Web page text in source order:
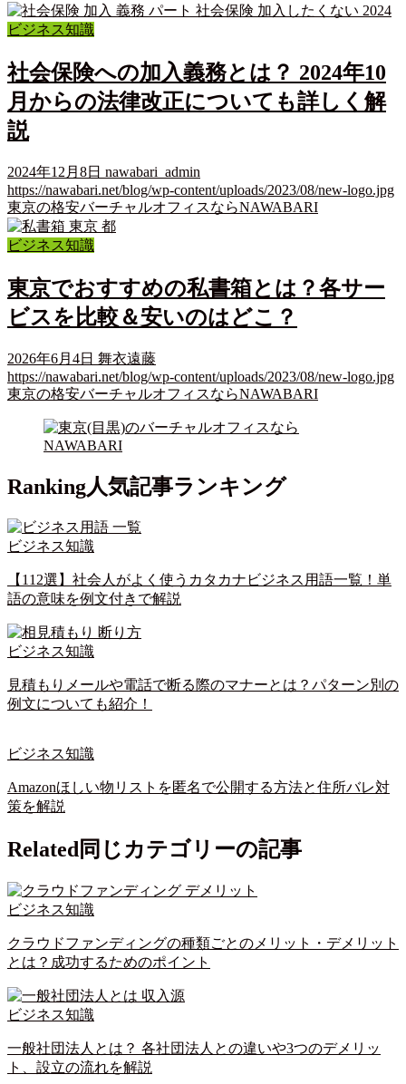
ビジネス知識
社会保険への加入義務とは？ 2024年10
月からの法律改正についても詳しく解
説
2024年12月8日 nawabari_admin
https://nawabari.net/blog/wp-content/uploads/2023/08/new-logo.jpg
東京の格安バーチャルオフィスならNAWABARI
ビジネス知識
東京でおすすめの私書箱とは？各サー
ビスを比較＆安いのはどこ？
2026年6月4日 舞衣遠藤
https://nawabari.net/blog/wp-content/uploads/2023/08/new-logo.jpg
東京の格安バーチャルオフィスならNAWABARI
Ranking人気記事ランキング
ビジネス知識
【112選】社会人がよく使うカタカナビジネス用語一覧！単
語の意味を例文付きで解説
ビジネス知識
見積もりメールや電話で断る際のマナーとは？パターン別の
例文についても紹介！
ビジネス知識
Amazonほしい物リストを匿名で公開する方法と住所バレ対
策を解説
Related同じカテゴリーの記事
ビジネス知識
クラウドファンディングの種類ごとのメリット・デメリット
とは？成功するためのポイント
ビジネス知識
一般社団法人とは？ 各社団法人との違いや3つのデメリッ
ト、設立の流れを解説